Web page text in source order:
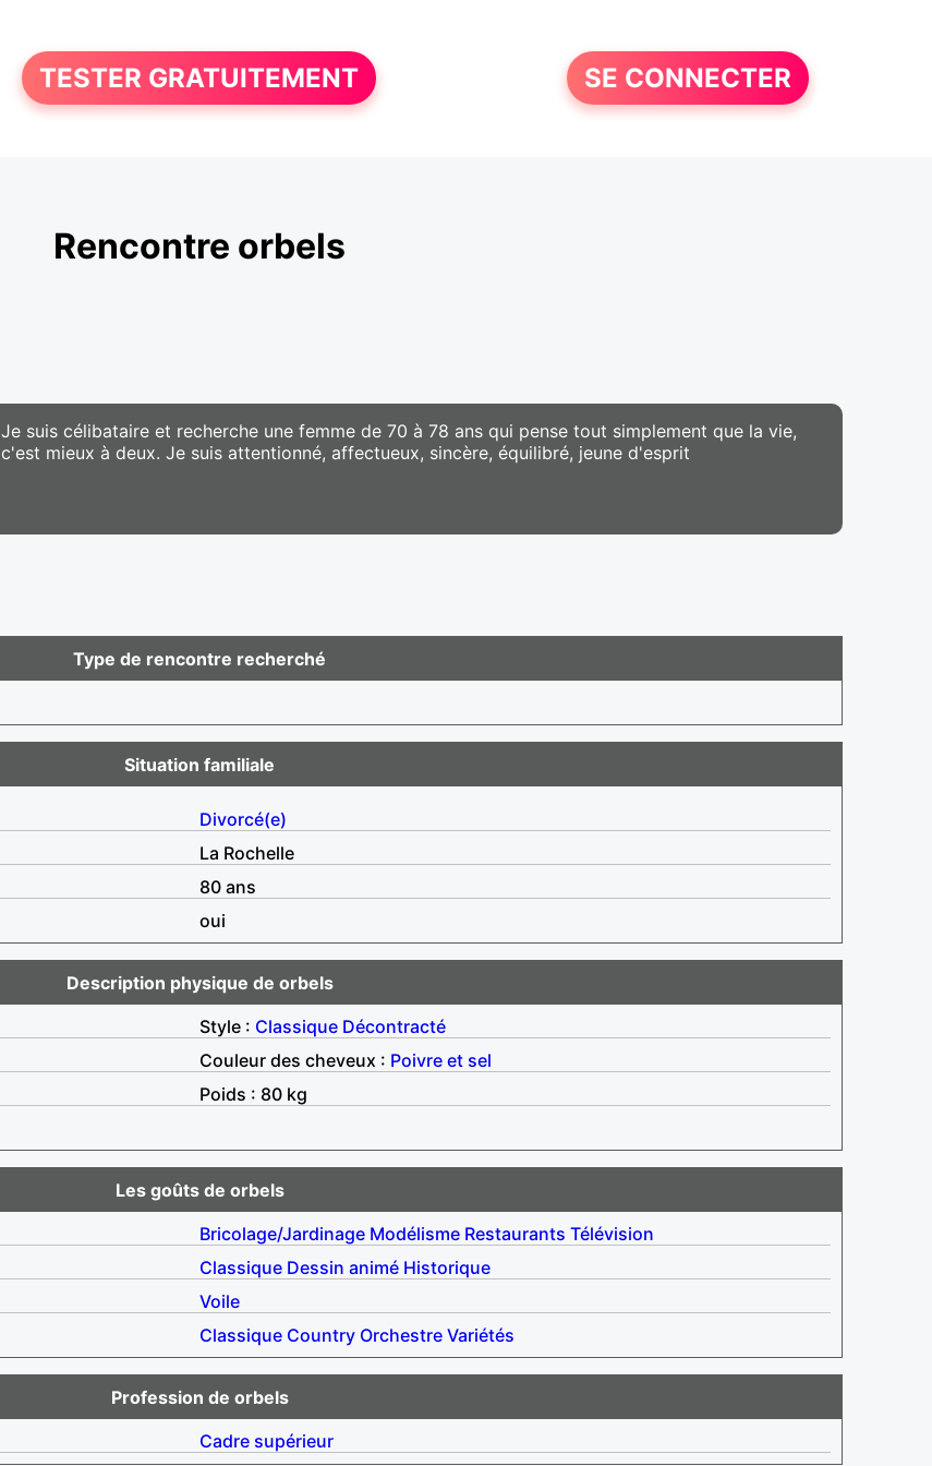
TESTER GRATUITEMENT SE CONNECTER
Rencontre orbels
Je suis célibataire et recherche une femme de 70 à 78 ans qui pense tout simplement que la vie,
c'est mieux à deux. Je suis attentionné, affectueux, sincère, équilibré, jeune d'esprit
Type de rencontre recherché
Situation familiale
Divorcé(e)
La Rochelle
80 ans
oui
Description physique de orbels
Style : Classique Décontracté
Couleur des cheveux : Poivre et sel
Poids : 80 kg
Les goûts de orbels
Bricolage/Jardinage Modélisme Restaurants Télévision
Classique Dessin animé Historique
Voile
Classique Country Orchestre Variétés
Profession de orbels
Cadre supérieur